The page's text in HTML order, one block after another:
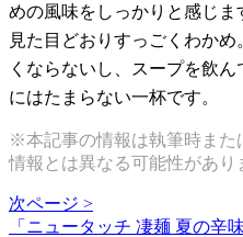
めの風味をしっかりと感じま
見た目どおりすっごくわか
くならないし、スープを飲
にはたまらない一杯です。
※本記事の情報は執筆時また
情報とは異なる可能性があり
次ページ >
「ニュータッチ 凄麺 夏の辛